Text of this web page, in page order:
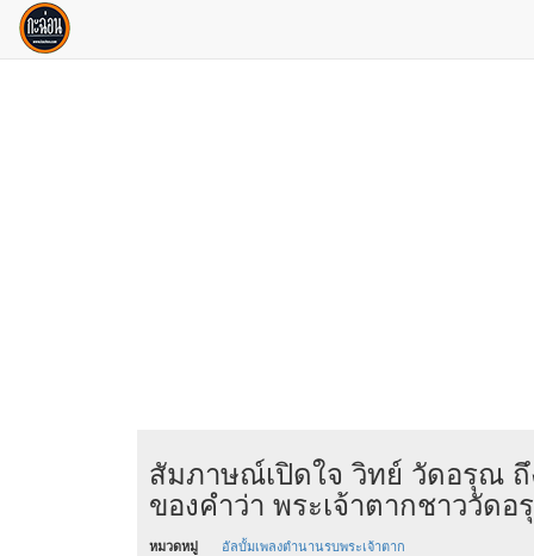
สัมภาษณ์เปิดใจ วิทย์ วัดอรุณ ถึ
ของคำว่า พระเจ้าตากชาววัดอ
หมวดหมู่
อัลบั้มเพลงตำนานรบพระเจ้าตาก